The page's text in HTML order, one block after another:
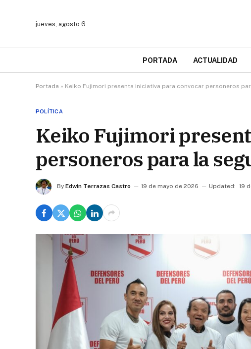
jueves, agosto 6
PORTADA ACTUALIDAD
Portada » Keiko Fujimori presenta iniciativa para convocar personeros
POLÍTICA
Keiko Fujimori
personeros para la
By Edwin Terrazas Castro 19 de mayo de 2026 Updated: 19